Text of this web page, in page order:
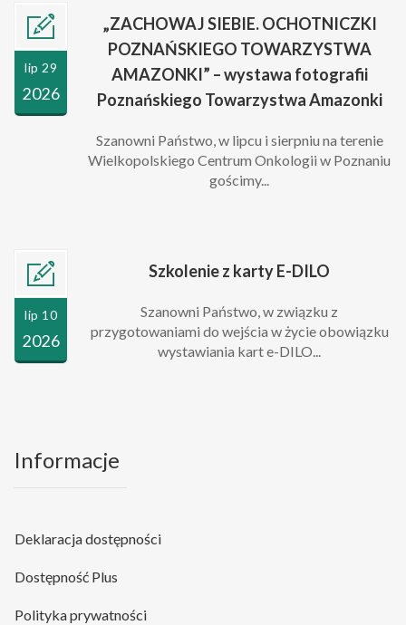
lip 29
2026
„ZACHOWAJ SIEBIE. OCHOTNICZKI
POZNAŃSKIEGO TOWARZYSTWA
AMAZONKI” – wystawa fotografii
Poznańskiego Towarzystwa Amazonki
Szanowni Państwo, w lipcu i sierpniu na terenie
Wielkopolskiego Centrum Onkologii w Poznaniu
gościmy...
lip 10
2026
Szkolenie z karty E-DILO
Szanowni Państwo, w związku z
przygotowaniami do wejścia w życie obowiązku
wystawiania kart e-DILO...
Informacje
Deklaracja dostępności
Dostępność Plus
Polityka prywatności